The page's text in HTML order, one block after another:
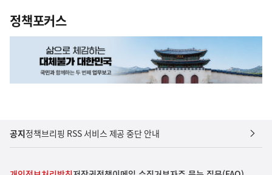
정책포커스
공지정책브리핑 RSS 서비스 제공 중단 안내